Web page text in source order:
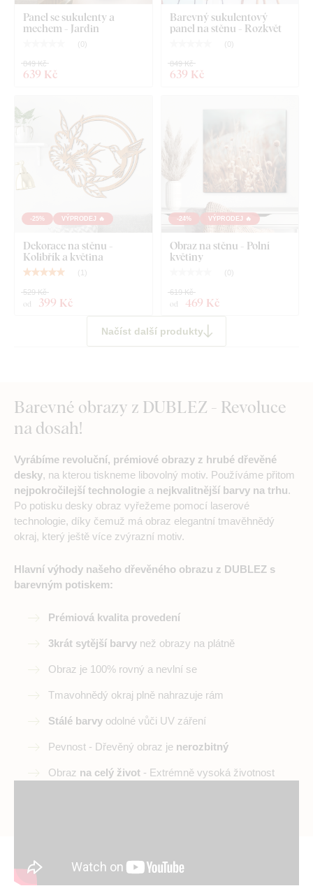
Panel se sukulenty a
mechem - Jardin
( 0)
639 Kč
849 Kč
Barevný sukulentový
panel na stěnu - Rozkvět
( 0)
639 Kč
849 Kč
-25% VÝPRODEJ 🔥
Dekorace na stěnu -
Kolibřík a květina
( 1 )
od 399 Kč
529 Kč
-24% VÝPRODEJ 🔥
Obraz na stěnu - Polní
květiny
( 0)
od 469 Kč
619 Kč
Načíst další produkty
Barevné obrazy z DUBLEZ - Revoluce
na dosah!
Vyrábíme revoluční, prémiové obrazy z hrubé dřevěné
desky, na kterou tiskneme libovolný motiv. Používáme přitom
nejpokročilejší technologie a nejkvalitnější barvy na trhu.
Po potisku desky obraz vyřežeme pomocí laserové
technologie, díky čemuž má obraz elegantní tmavěhnědý
okraj, který ještě více zvýrazní motiv.
Hlavní výhody našeho dřevěného obrazu z DUBLEZ s
barevným potiskem:
Prémiová kvalita provedení
3krát sytější barvy než obrazy na plátně
Obraz je 100% rovný a nevlní se
Tmavohnědý okraj plně nahrazuje rám
Stálé barvy odolné vůči UV záření
Pevnost - Dřevěný obraz je nerozbitný
Obraz na celý život - Extrémně vysoká životnost